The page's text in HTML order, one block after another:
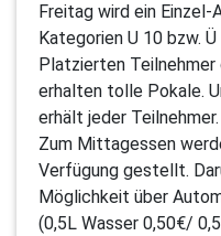
Freitag wird ein Einzel-
Kategorien U 10 bzw.
Platzierten Teilnehmer
erhalten tolle Pokale.
erhält jeder Teilnehmer.
Zum Mittagessen
Verfügung gestellt.
Möglichkeit über
(0,5L Wasser 0,50€/